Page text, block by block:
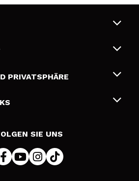
PRIVATSPHÄRE
Datenschutz
SIE UNS